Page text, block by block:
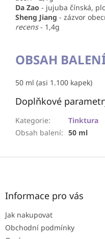
Da Zao - jujuba čínská,
Sheng Jiang - zázvor
recens- 1,4g
OBSAH
50 ml (asi 1.100 kapek)
Doplňkové
Kategorie:
Tinktura
Obsah balení: 50 ml
Z
Informace pro vás
Jak nakupovat
Obchodní podmínky